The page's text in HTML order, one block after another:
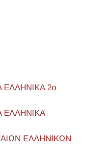
ΕΛΛΗΝΙΚΑ 2o
ΕΛΛΗΝΙΚΑ
ΕΛΛΗΝΙΚΩΝ